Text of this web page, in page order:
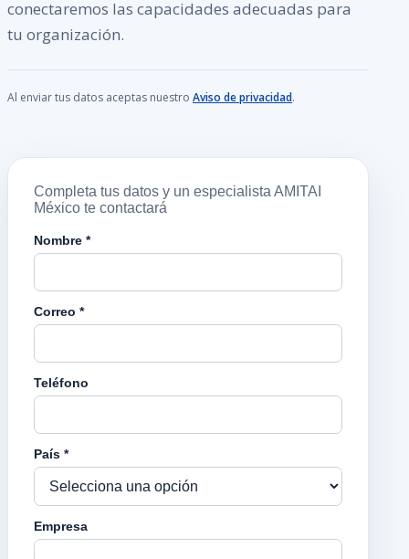
conectaremos las capacidades adecuadas para
tu organización.
Al enviar tus datos aceptas nuestro Aviso de privacidad.